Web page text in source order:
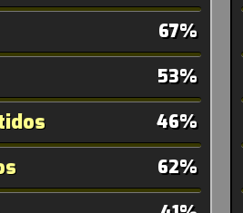
67%
53%
46%
62%